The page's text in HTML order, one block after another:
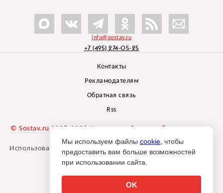
info@sostav.ru
+7 (495) 274-05-25
Контакты
Рекламодателям
Обратная связь
Rss
© Sostav.ru 1998-2026 Независимый проектбрендингового
агентства Depot
Использование материалов Sostav.ru допустимо только при
указании источника.
Мы используем файлы cookie , чтобы
предоставить вам больше возможностей
при использовании сайта.
OK